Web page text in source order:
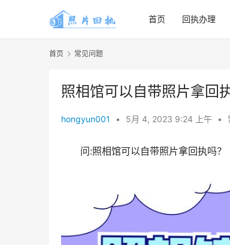
首页 回执办理
首页 常见问题
照相馆可以自带照片拿回
hongyun001 • 5月 4, 2023 9:24 上午 •
问:照相馆可以自带照片拿回执吗？